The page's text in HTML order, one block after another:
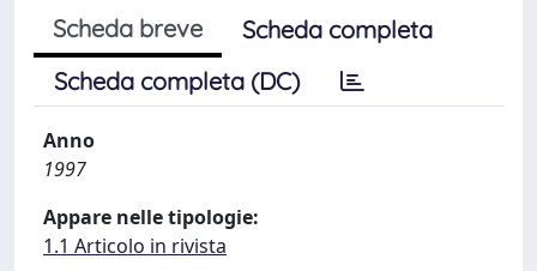
Scheda breve
Scheda completa
Scheda completa (DC)
Anno
1997
Appare nelle tipologie:
1.1 Articolo in rivista